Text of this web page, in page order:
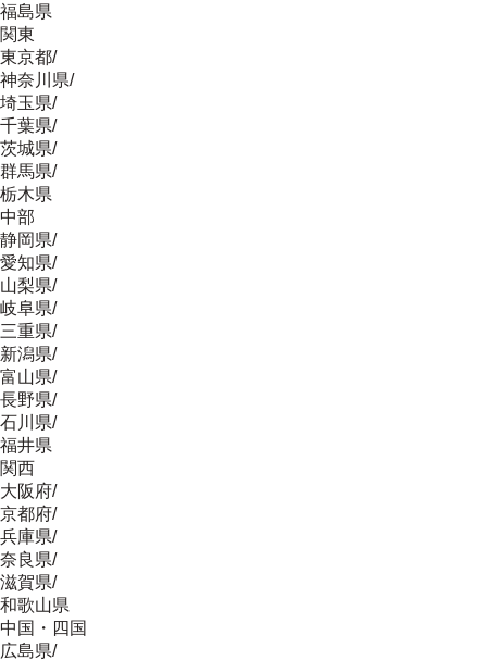
福島県
関東
東京都/
神奈川県/
埼玉県/
千葉県/
茨城県/
群馬県/
栃木県
中部
静岡県/
愛知県/
山梨県/
岐阜県/
三重県/
新潟県/
富山県/
長野県/
石川県/
福井県
関西
大阪府/
京都府/
兵庫県/
奈良県/
滋賀県/
和歌山県
中国・四国
広島県/